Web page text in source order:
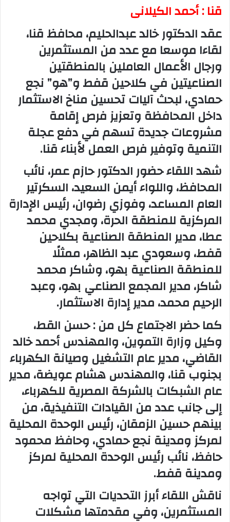
قنا : أحمد الكيلانى
عقد الدكتور خالد عبدالحليم، محافظ قنا،
لقاءا موسعا مع عدد من المستثمرين
ورجال الأعمال العاملين بالمنطقتين
الصناعيتين في كلاحين قفط و”هو” نجع
حمادي، لبحث آليات تحسين مناخ الاستثمار
داخل المحافظة وتعزيز فرص إقامة
مشروعات جديدة تسهم في دفع عجلة
التنمية وتوفير فرص العمل لأبناء قنا.
شهد اللقاء حضور الدكتور حازم عمر، نائب
المحافظ، واللواء أيمن السعيد، السكرتير
العام المساعد، وفوزي رضوان، رئيس الإدارة
المركزية للمنطقة الحرة، ومجدي محمد
عطا، مدير المنطقة الصناعية بكلاحين
قفط، وسعودي عبد الظاهر، ممثلًا
للمنطقة الصناعية بهو، وشاكر محمد
شاكر، مدير المجمع الصناعي بهو، وعبد
الرحيم محمد، مدير إدارة الاستثمار.
كما حضر الاجتماع كل من : حسن القط،
وكيل وزارة التموين، والمهندس أحمد خالد
القاضي، مدير عام التشغيل وصيانة الكهرباء
بجنوب قنا، والمهندس هشام عويضة، مدير
عام الشبكات بالشركة المصرية للكهرباء،
إلى جانب عدد من القيادات التنفيذية، من
بينهم حسين الزمقان، رئيس الوحدة المحلية
لمركز ومدينة نجع حمادي، وحافظ محمود
حافظ، نائب رئيس الوحدة المحلية لمركز
ومدينة قفط.
ناقش اللقاء أبرز التحديات التي تواجه
المستثمرين، وفي مقدمتها مشكلات